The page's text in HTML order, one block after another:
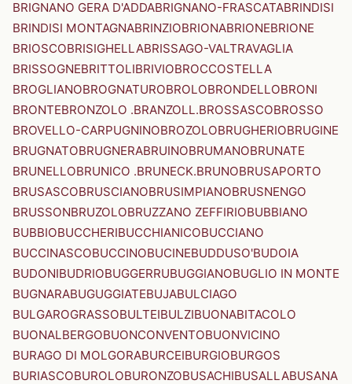
BRIGNANO GERA D'ADDABRIGNANO-FRASCATABRINDISI
BRINDISI MONTAGNABRINZIOBRIONABRIONEBRIONE
BRIOSCOBRISIGHELLABRISSAGO-VALTRAVAGLIA
BRISSOGNEBRITTOLIBRIVIOBROCCOSTELLA
BROGLIANOBROGNATUROBROLOBRONDELLOBRONI
BRONTEBRONZOLO .BRANZOLL.BROSSASCOBROSSO
BROVELLO-CARPUGNINOBROZOLOBRUGHERIOBRUGINE
BRUGNATOBRUGNERABRUINOBRUMANOBRUNATE
BRUNELLOBRUNICO .BRUNECK.BRUNOBRUSAPORTO
BRUSASCOBRUSCIANOBRUSIMPIANOBRUSNENGO
BRUSSONBRUZOLOBRUZZANO ZEFFIRIOBUBBIANO
BUBBIOBUCCHERIBUCCHIANICOBUCCIANO
BUCCINASCOBUCCINOBUCINEBUDDUSO'BUDOIA
BUDONIBUDRIOBUGGERRUBUGGIANOBUGLIO IN MONTE
BUGNARABUGUGGIATEBUJABULCIAGO
BULGAROGRASSOBULTEIBULZIBUONABITACOLO
BUONALBERGOBUONCONVENTOBUONVICINO
BURAGO DI MOLGORABURCEIBURGIOBURGOS
BURIASCOBUROLOBURONZOBUSACHIBUSALLABUSANA